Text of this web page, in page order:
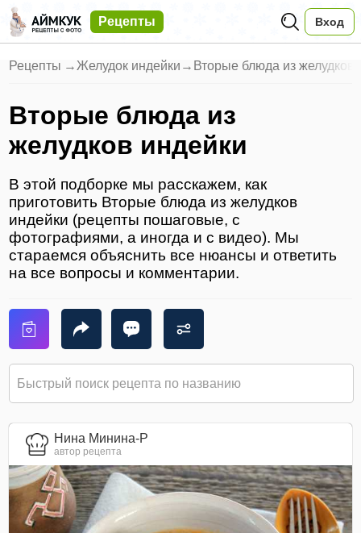
Рецепты Вход
Рецепты → Желудок индейки → Вторые блюда из желудков
Вторые блюда из
желудков индейки
В этой подборке мы расскажем, как
приготовить Вторые блюда из желудков
индейки (рецепты пошаговые, с
фотографиями, а иногда и с видео). Мы
стараемся объяснить все нюансы и ответить
на все вопросы и комментарии.
Нина Минина-Р
автор рецепта